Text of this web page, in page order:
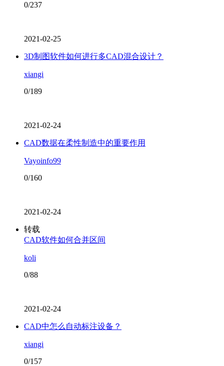
0/237
2021-02-25
3D制图软件如何进行多CAD混合设计？
xiangi
0/189
2021-02-24
CAD数据在柔性制造中的重要作用
Vayoinfo99
0/160
2021-02-24
转载
CAD软件如何合并区间
koli
0/88
2021-02-24
CAD中怎么自动标注设备？
xiangi
0/157